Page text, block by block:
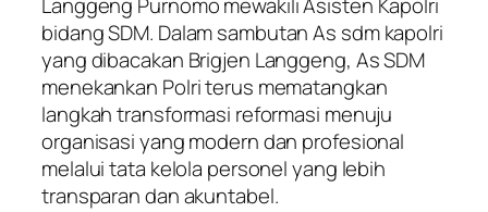
Langgeng Purnomo mewakili Asisten Kapolri
bidang SDM. Dalam sambutan As sdm kapolri
yang dibacakan Brigjen Langgeng, As SDM
menekankan Polri terus mematangkan
langkah transformasi reformasi menuju
organisasi yang modern dan profesional
melalui tata kelola personel yang lebih
transparan dan akuntabel.